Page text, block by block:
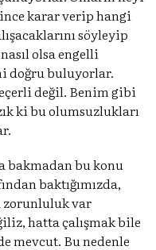
karar verip hangi
söyleyip
olsa engelli
doğru buluyorlar.
değil. Benim gibi
ki bu olumsuzlukları
bakmadan bu konu
baktığımızda,
zorunluluk var
hatta çalışmak bile
mevcut. Bu nedenle